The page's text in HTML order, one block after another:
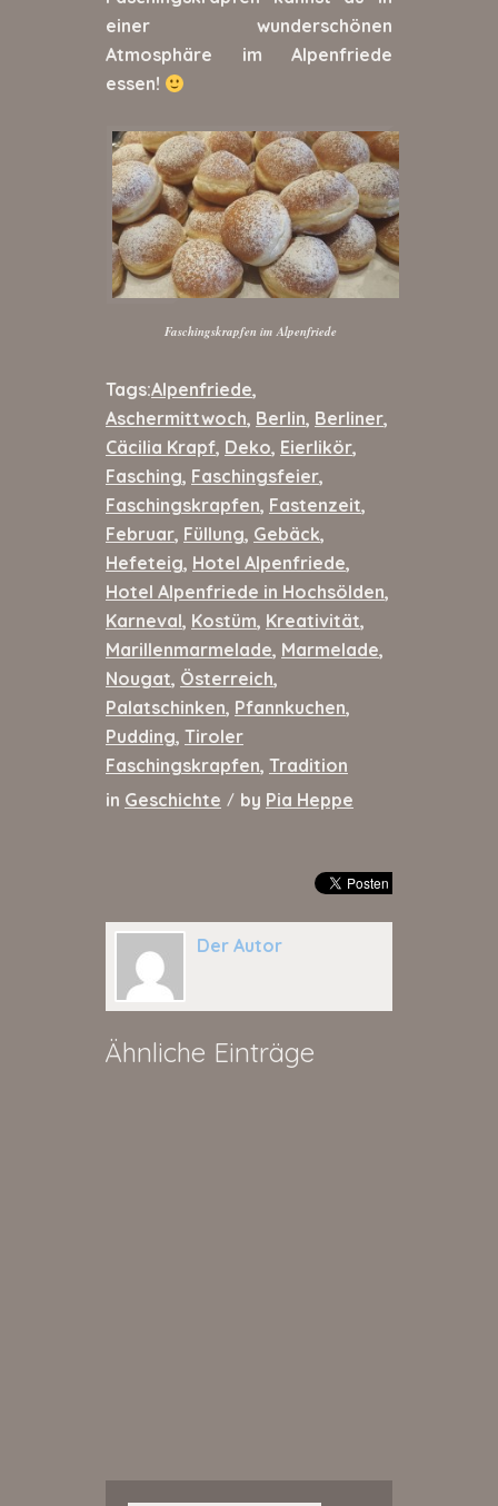
einer wunderschönen
Atmosphäre im Alpenfriede
essen!
Faschingskrapfen im Alpenfriede
Tags:Alpenfriede,
Aschermittwoch, Berlin, Berliner,
Cäcilia Krapf, Deko, Eierlikör,
Fasching, Faschingsfeier,
Faschingskrapfen, Fastenzeit,
Februar, Füllung, Gebäck,
Hefeteig, Hotel Alpenfriede,
Hotel Alpenfriede in Hochsölden,
Karneval, Kostüm, Kreativität,
Marillenmarmelade, Marmelade,
Nougat, Österreich,
Palatschinken, Pfannkuchen,
Pudding, Tiroler
Faschingskrapfen, Tradition
in Geschichte / by Pia Heppe
Der Autor
Ähnliche Einträge